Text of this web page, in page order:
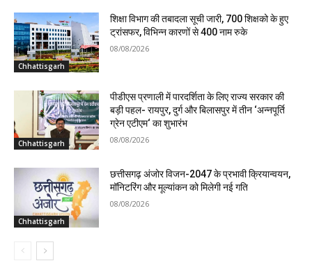
Chhattisgarh
शिक्षा विभाग की तबादला सूची जारी, 700 शिक्षको के हुए
ट्रांसफर, विभिन्न कारणों से 400 नाम रुके
08/08/2026
Chhattisgarh
पीडीएस प्रणाली में पारदर्शिता के लिए राज्य सरकार की
बड़ी पहल- रायपुर, दुर्ग और बिलासपुर में तीन ‘अन्नपूर्ति
ग्रेन एटीएम‘ का शुभारंभ
08/08/2026
Chhattisgarh
छत्तीसगढ़ अंजोर विजन-2047 के प्रभावी क्रियान्वयन,
मॉनिटरिंग और मूल्यांकन को मिलेगी नई गति
08/08/2026